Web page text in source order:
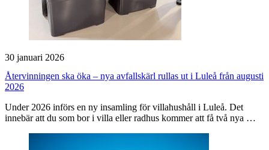
30 januari 2026
Återvinningen ska öka – nya avfallskärl rullas ut i Luleå från augusti
2026
Under 2026 införs en ny insamling för villahushåll i Luleå. Det
innebär att du som bor i villa eller radhus kommer att få två nya …